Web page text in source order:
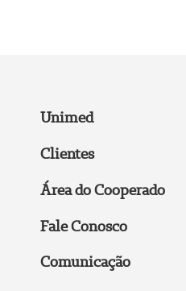
Unimed
Clientes
Área do Cooperado
Fale Conosco
Comunicação